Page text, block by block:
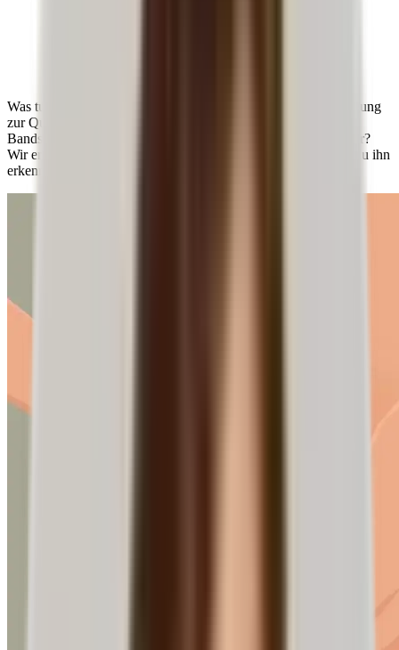
Was tun, wenn der Rücken plötzlich schmerzt und jede Bewegung
zur Qual wird? Vielleicht hast du bereits vom Begriff
Bandscheibenvorfall gehört – doch was steckt wirklich dahinter?
Wir erklären dir, wie ein Bandscheibenvorfall entsteht, woran du ihn
erkennst und welche Ursachen zugrunde liegen können.